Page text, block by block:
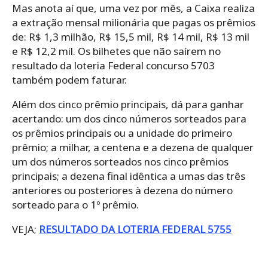
Mas anota aí que, uma vez por mês, a Caixa realiza
a extração mensal milionária que pagas os prêmios
de: R$ 1,3 milhão, R$ 15,5 mil, R$ 14 mil, R$ 13 mil
e R$ 12,2 mil. Os bilhetes que não saírem no
resultado da loteria Federal concurso 5703
também podem faturar.
Além dos cinco prêmio principais, dá para ganhar
acertando: um dos cinco números sorteados para
os prêmios principais ou a unidade do primeiro
prêmio; a milhar, a centena e a dezena de qualquer
um dos números sorteados nos cinco prêmios
principais; a dezena final idêntica a umas das três
anteriores ou posteriores à dezena do número
sorteado para o 1º prêmio.
VEJA; RESULTADO DA LOTERIA FEDERAL 5755